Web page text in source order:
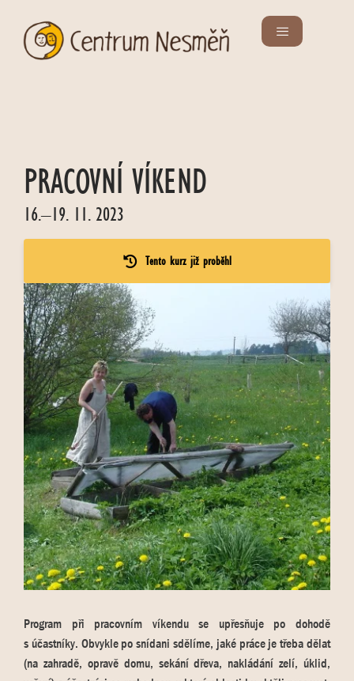
PRACOVNÍ VÍKEND
16.–19. 11. 2023
Tento kurz již proběhl
Program při pracovním víkendu se upřesňuje po dohodě
s účastníky. Obvykle po snídani sdělíme, jaké práce je třeba dělat
(na zahradě, opravě domu, sekání dřeva, nakládání zelí, úklid,